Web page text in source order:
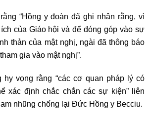
“Hồng y đoàn đã ghi nhận rằng, vì
của Giáo hội và để đóng góp vào sự
thản của mật nghị, ngài đã thông báo
gia vào mật nghị”.
hy vọng rằng “các cơ quan pháp lý có
xác định chắc chắn các sự kiện” liên
nhũng chống lại Đức Hồng y Becciu.